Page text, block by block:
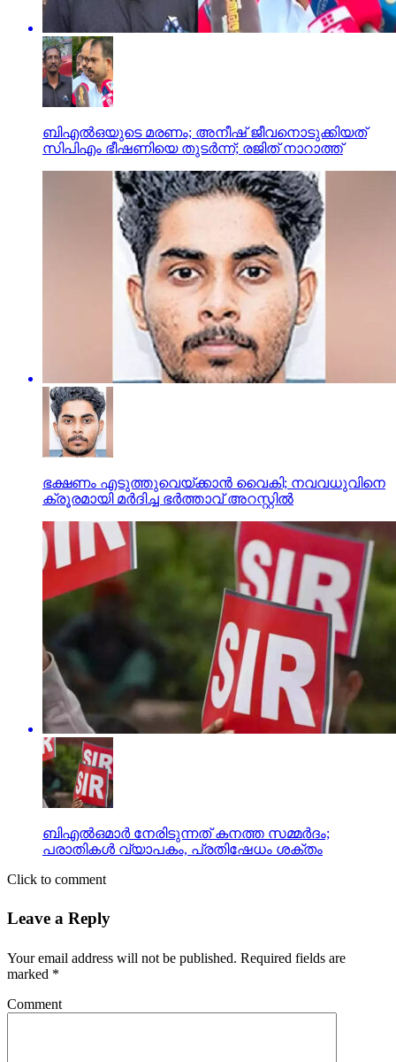
ബിഎല്‍ഒയുടെ മരണം; അനീഷ് ജീവനൊടുക്കിയത്
സിപിഎം ഭീഷണിയെ തുടര്‍ന്ന്; രജിത് നാറാത്ത്
ഭക്ഷണം എടുത്തുവെയ്ക്കാന്‍ വൈകി; നവവധുവിനെ
ക്രൂരമായി മര്‍ദിച്ച ഭര്‍ത്താവ് അറസ്റ്റില്‍
ബിഎല്‍ഒമാര്‍ നേരിടുന്നത് കനത്ത സമ്മര്‍ദം;
പരാതികള്‍ വ്യാപകം, പ്രതിഷേധം ശക്തം
Click to comment
Leave a Reply
Your email address will not be published. Required fields are
marked *
Comment